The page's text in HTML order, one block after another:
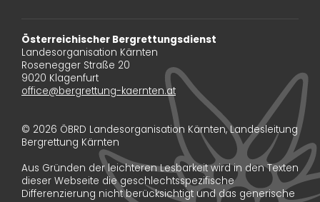
Österreichischer Bergrettungsdienst
Landesorganisation Kärnten
Rosenegger Straße 20
9020 Klagenfurt
office@bergrettung-kaernten.at
© 2026 ÖBRD Landesorganisation Kärnten, Landesleitung
Bergrettung Kärnten
Aus Gründen der leichteren Lesbarkeit wird in den Texten
dieser Webseite die geschlechtsspezifische
Differenzierung nicht berücksichtigt und das generische